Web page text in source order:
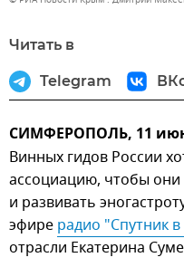
Читать в
Telegram
СИМФЕРОПОЛЬ, 11
Винных гидов России
ассоциацию, чтобы
и развивать
эфире радио "Спутник
отрасли Екатерина